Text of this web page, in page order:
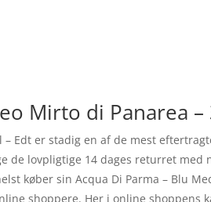
Mirto di Panarea
Edt er stadig en af de mest
de lovpligtige 14 dages returret
køber sin Acqua Di Parma – Blu
shoppere. Her i online